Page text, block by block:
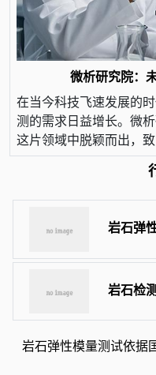
微析研究院：
在当今科技飞速发展的
测的需求日益增长。微
这片领域中脱颖而出，
岩石弹
岩石检
岩石弹性模量测试依据